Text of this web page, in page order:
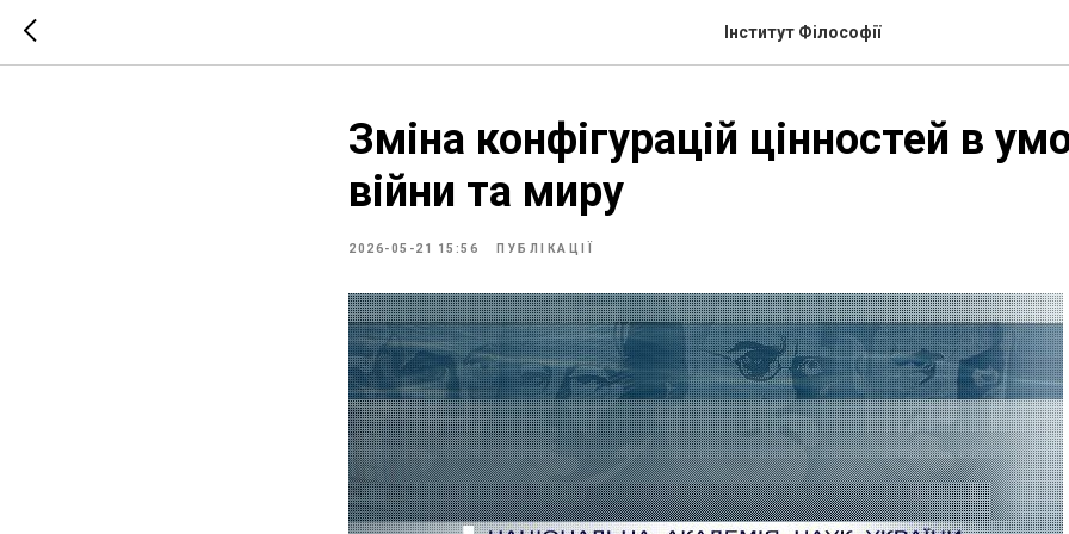
Інститут Філософії
Зміна конфігурацій цінностей в
війни та миру
2026-05-21 15:56 ПУБЛІКАЦІЇ